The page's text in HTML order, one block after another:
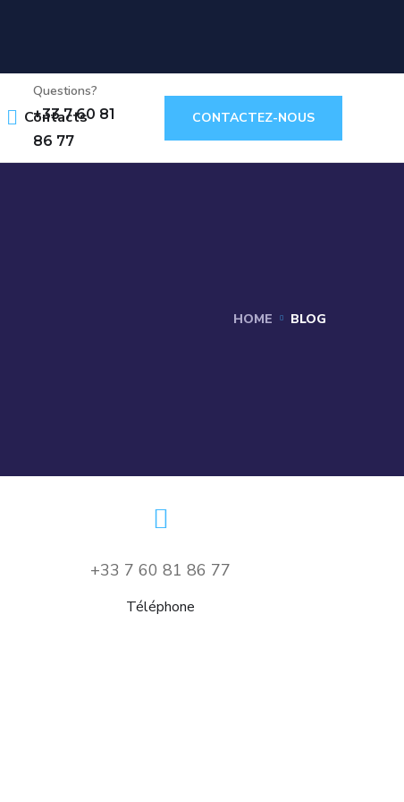
Contacts
Questions?
+33 7 60 81
86 77
CONTACTEZ-NOUS
HOME BLOG
+33 7 60 81 86 77
Téléphone